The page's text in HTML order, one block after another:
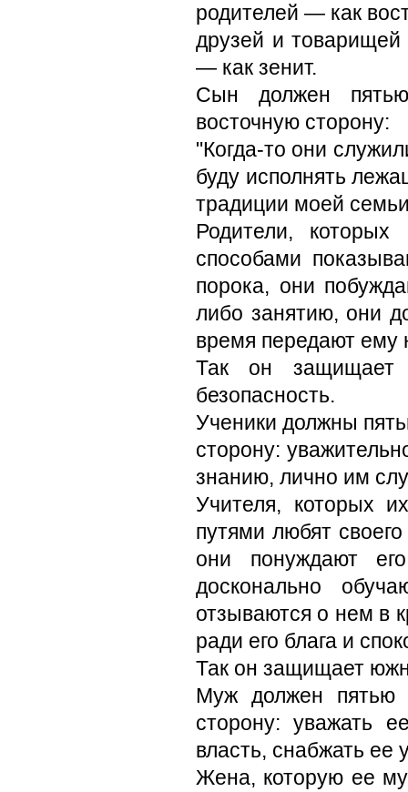
родителей — как
друзей и
— как зенит.
Сын должен пятью
восточную сторону:
"Когда-то они
буду исполнять
традиции моей
Родители,
способами
порока, они
либо занятию, они
время передают ему
Так он защищает
безопасность.
Ученики должны
сторону:
знанию, лично им
Учителя, которых
путями любят
они понуждают
досконально
отзываются о нем в
ради его блага и
Так он защищает
Муж должен пятью
сторону: уважать
власть, снабжать ее
Жена, которую ее